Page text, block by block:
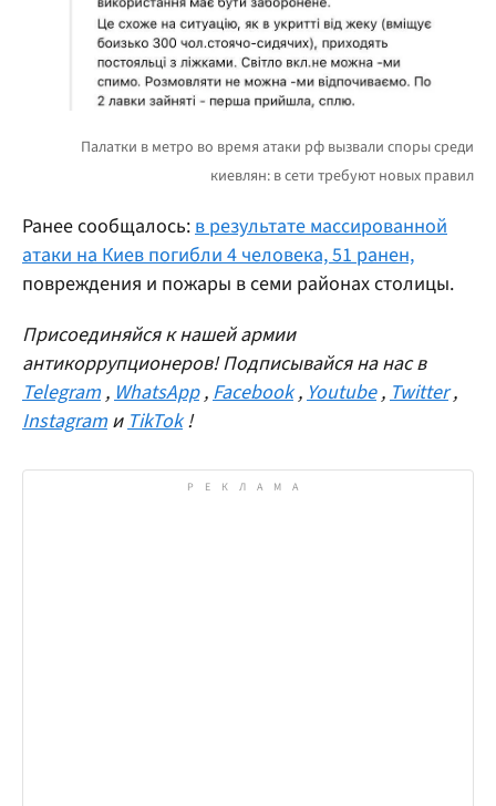
Ранее сообщалось:в результате массированной
атаки на Киев погибли 4 человека, 51 ранен,
повреждения и пожары в семи районах столицы.
Присоединяйся к нашей армии
антикоррупционеров! Подписывайся на нас в
Telegram ,WhatsApp ,Facebook ,Youtube ,Twitter ,
Instagram иTikTok !